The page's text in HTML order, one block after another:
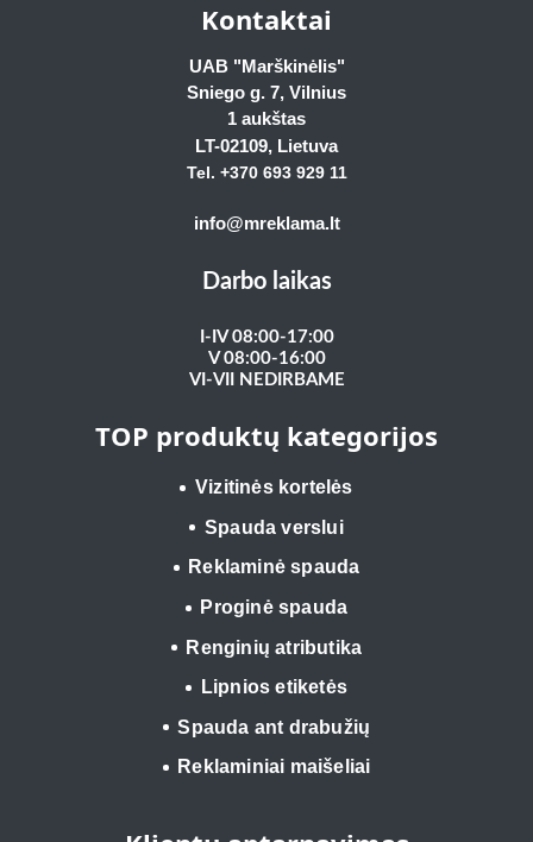
Kontaktai
UAB "Marškinėlis"
Sniego g. 7, Vilnius
1 aukštas
LT-02109, Lietuva
Tel. +370 693 929 11
info@mreklama.lt
Darbo laikas
I-IV 08:00-17:00
V 08:00-16:00
VI-VII NEDIRBAME
TOP produktų kategorijos
Vizitinės kortelės
Spauda verslui
Reklaminė spauda
Proginė spauda
Renginių atributika
Lipnios etiketės
Spauda ant drabužių
Reklaminiai maišeliai